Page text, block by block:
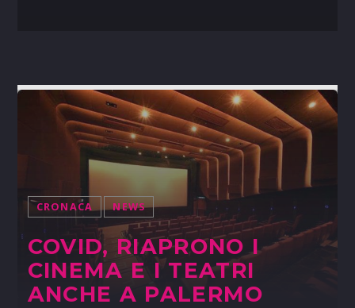
CRONACA NEWS
COVID, RIAPRONO I
CINEMA E I TEATRI
ANCHE A PALERMO